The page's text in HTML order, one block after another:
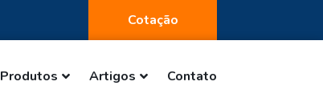
Cotação
Produtos Artigos Contato